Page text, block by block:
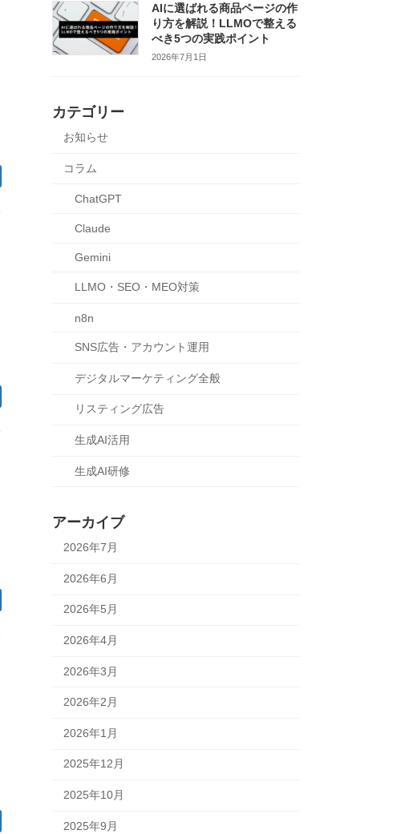
AIに選ばれる商品ページの作
り方を解説！LLMOで整える
べき5つの実践ポイント
2026年7月1日
カテゴリー
お知らせ
コラム
ChatGPT
Claude
Gemini
LLMO・SEO・MEO対策
n8n
SNS広告・アカウント運用
デジタルマーケティング全般
リスティング広告
生成AI活用
生成AI研修
アーカイブ
2026年7月
2026年6月
2026年5月
2026年4月
2026年3月
2026年2月
2026年1月
2025年12月
2025年10月
2025年9月